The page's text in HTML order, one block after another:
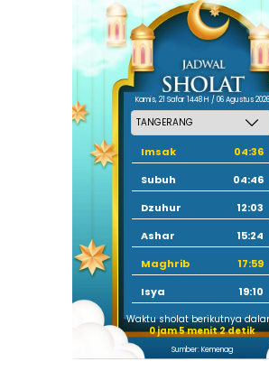
Kamis, 21 Safar 1448 H / 06 Agustus 2026
Imsak
04:36
Subuh
04:46
Dzuhur
12:03
Ashar
15:24
Maghrib
17:59
Isya
19:10
Waktu sholat berikutnya
0 jam 5 menit 1 detik
Sumber: Kemenag